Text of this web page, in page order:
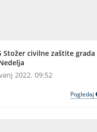
Stožer civilne zaštite grada
2022. 09:52
Pogledaj